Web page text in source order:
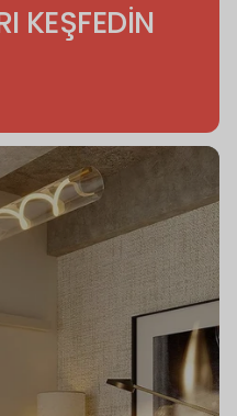
KEŞFEDİN